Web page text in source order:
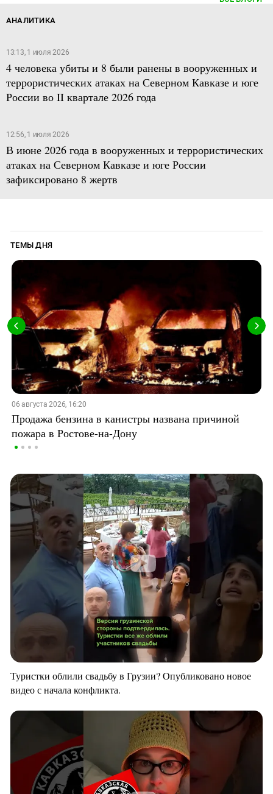
АНАЛИТИКА
13:13, 1 июля 2026
4 человека убиты и 8 были ранены в вооруженных и
террористических атаках на Северном Кавказе и юге
России во II квартале 2026 года
12:56, 1 июля 2026
В июне 2026 года в вооруженных и террористических
атаках на Северном Кавказе и юге России
зафиксировано 8 жертв
ТЕМЫ ДНЯ
06 августа 2026, 16:20
Продажа бензина в канистры названа причиной
пожара в Ростове-на-Дону
Туристки облили свадьбу в Грузии? Опубликовано новое
видео с начала конфликта.